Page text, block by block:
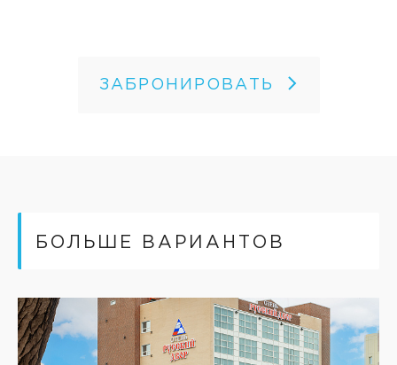
ЗАБРОНИРОВАТЬ
БОЛЬШЕ ВАРИАНТОВ